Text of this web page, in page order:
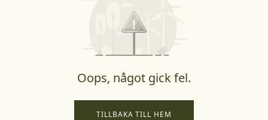
Oops, något gick fel.
TILLBAKA TILL HEM